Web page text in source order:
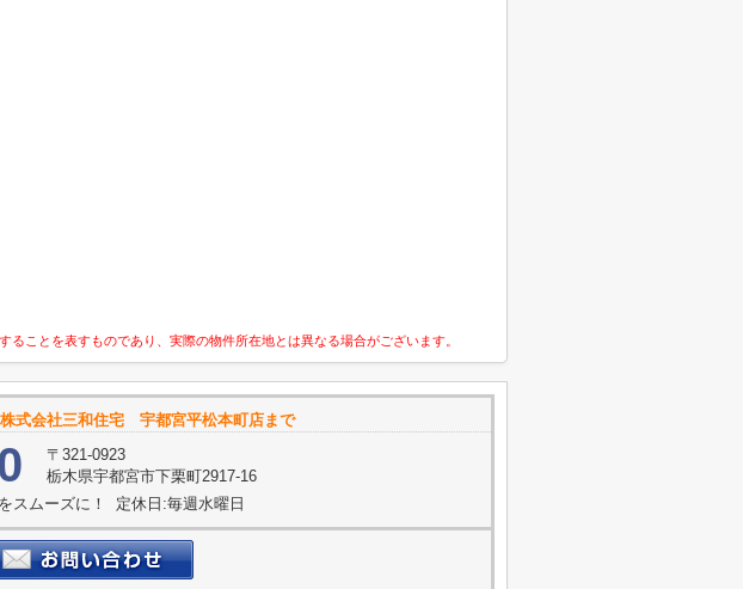
ことを表すものであり、実際の物件所在地とは異なる場合がございます。
株式会社三和住宅 宇都宮平松本町店まで
〒321-0923
栃木県宇都宮市下栗町2917-16
スムーズに！ 定休日:毎週水曜日